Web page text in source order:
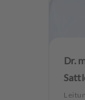
Dr.